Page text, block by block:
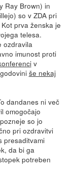
Ray Brown) in
so v ZDA pri
prva ženska je
telesa.
ozdravila
imunost proti
v
še nekaj
dandanes ni več
omogočajo
so jo
pri ozdravitvi
presaditvami
da bi ga
potreben